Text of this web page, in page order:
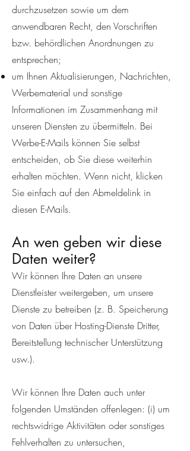
durchzusetzen sowie um dem
anwendbaren Recht, den Vorschriften
bzw. behördlichen Anordnungen zu
entsprechen;
um Ihnen Aktualisierungen, Nachrichten,
Werbematerial und sonstige
Informationen im Zusammenhang mit
unseren Diensten zu übermitteln. Bei
Werbe-E-Mails können Sie selbst
entscheiden, ob Sie diese weiterhin
erhalten möchten. Wenn nicht, klicken
Sie einfach auf den Abmeldelink in
diesen E-Mails.
An wen geben wir diese
Daten weiter?
Wir können Ihre Daten an unsere
Dienstleister weitergeben, um unsere
Dienste zu betreiben (z. B. Speicherung
von Daten über Hosting-Dienste Dritter,
Bereitstellung technischer Unterstützung
usw.).
Wir können Ihre Daten auch unter
folgenden Umständen offenlegen: (i) um
rechtswidrige Aktivitäten oder sonstiges
Fehlverhalten zu untersuchen,